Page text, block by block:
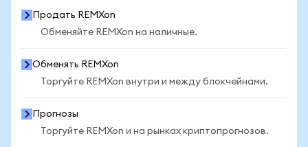
Продать REMXon
Обменяйте REMXon на наличные.
Обменять REMXon
Торгуйте REMXon внутри и между блокчейнами.
Прогнозы
Торгуйте REMXon и на рынках криптопрогнозов.